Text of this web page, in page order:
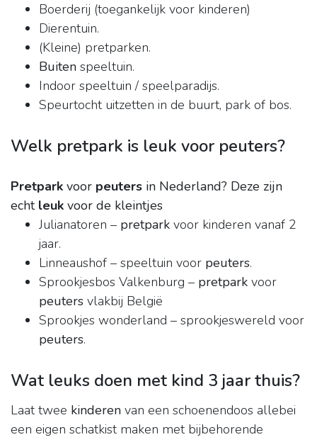
Boerderij (toegankelijk voor kinderen)
Dierentuin.
(Kleine) pretparken.
Buiten speeltuin.
Indoor speeltuin / speelparadijs.
Speurtocht uitzetten in de buurt, park of bos.
Welk pretpark is leuk voor peuters?
Pretpark voor peuters in Nederland? Deze zijn
echt leuk voor de kleintjes
Julianatoren – pretpark voor kinderen vanaf 2
jaar.
Linneaushof – speeltuin voor peuters.
Sprookjesbos Valkenburg – pretpark voor
peuters vlakbij België
Sprookjes wonderland – sprookjeswereld voor
peuters.
Wat leuks doen met kind 3 jaar thuis?
Laat twee kinderen van een schoenendoos allebei
een eigen schatkist maken met bijbehorende